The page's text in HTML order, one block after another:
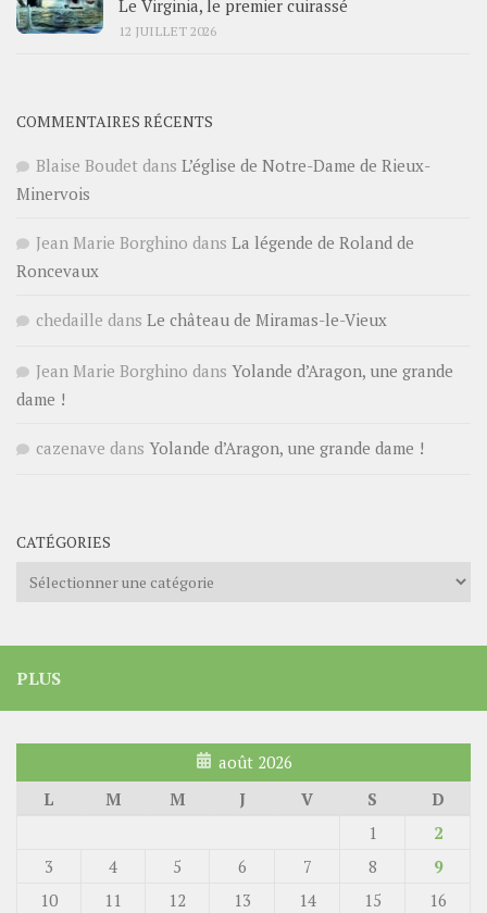
Le Virginia, le premier cuirassé
12 JUILLET 2026
COMMENTAIRES RÉCENTS
Blaise Boudet dans L’église de Notre-Dame de Rieux-
Minervois
Jean Marie Borghino dans La légende de Roland de
Roncevaux
chedaille dans Le château de Miramas-le-Vieux
Jean Marie Borghino dans Yolande d’Aragon, une grande
dame !
cazenave dans Yolande d’Aragon, une grande dame !
CATÉGORIES
Catégories
PLUS
août 2026
L
M M J V S
D
1
2
3
4 5 6 7 8
9
10
11 12 13 14 15
16